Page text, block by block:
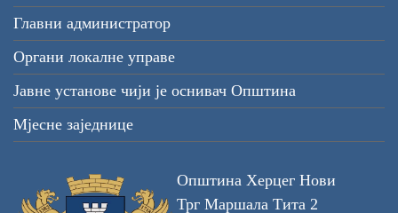
Главни администратор
Органи локалне управе
Јавне установе чији је оснивач Општина
Мјесне заједнице
Општина Херцег Нови
Трг Маршала Тита 2